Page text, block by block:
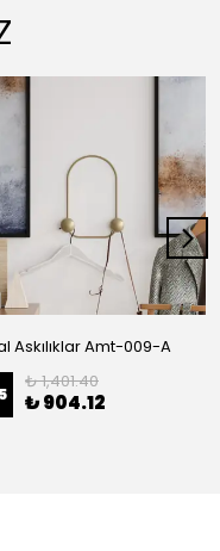
Askılıklar Amt-009-A
₺ 1,401.40
₺ 904.12